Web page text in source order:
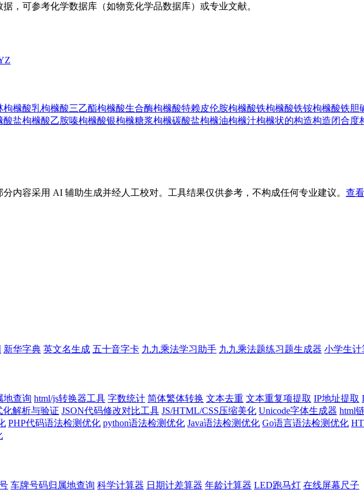
，可参考化学数据库（如物竞化学品数据库）或专业文献。
Z
枸橼酸乳枸橼酸三乙酯枸橼酸生合酶枸橼酸特赖皮伦胺枸橼酸铁枸橼酸铁铵枸橼酸铁胆
酸盐枸橼酸乙胺嗪枸橼酸银枸橼糖浆枸橼碳酸盐枸橼油枸橼汁枸橼状的构造构造闭合度
内容采用 AI 辅助生成并经人工校对。工具结果仅供参考，不构成任何专业建议。 查
新华字典 英文名生成 五十音字卡 九九乘法学习助手 九九乘法题练习题生成器 小学生计
地查询 html/js转换器工具 字数统计 简体繁体转换 文本去重 文本重复项提取 IP地址提取
化解析与验证 JSON代码修改对比工具 JS/HTML/CSS压缩美化 Unicode字体生成器 html
PHP代码语法检测优化 python语法检测优化 Java语法检测优化 Go语言语法检测优化
车牌号码归属地查询 科学计算器 日期计差算器 年龄计算器 LED跑马灯 在线屏幕尺子